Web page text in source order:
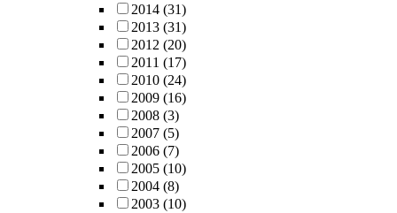
2014 (31)
2013 (31)
2012 (20)
2011 (17)
2010 (24)
2009 (16)
2008 (3)
2007 (5)
2006 (7)
2005 (10)
2004 (8)
2003 (10)